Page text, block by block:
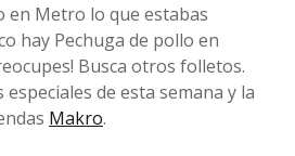
en Metro lo que estabas
hay Pechuga de pollo en
Busca otros folletos.
de esta semana y la
Makro.